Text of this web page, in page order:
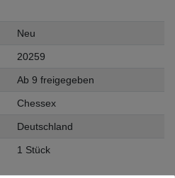
Neu
20259
Ab 9 freigegeben
Chessex
Deutschland
1 Stück